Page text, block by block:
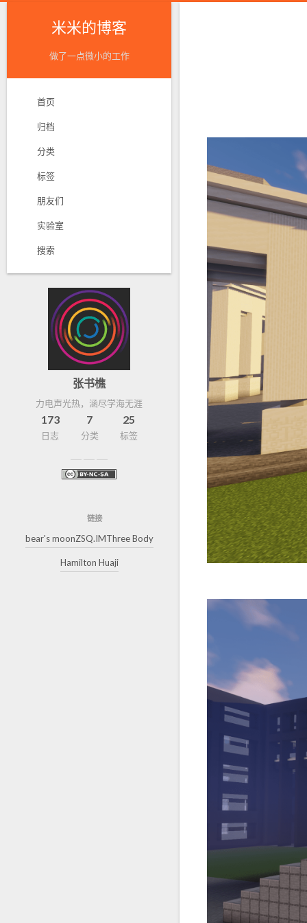
米米的博客
做了一点微小的工作
首页
归档
分类
标签
朋友们
实验室
搜索
张书樵
力电声光热，涵尽学海无涯
173
日志
7
分类
25
标签
链接
bear's moonZSQ.IMThree Body
Hamilton Huaji